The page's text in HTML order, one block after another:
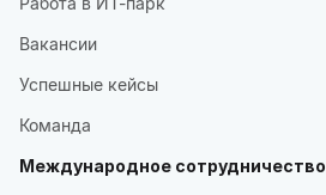
Вакансии
Успешные кейсы
Команда
Международное сотрудничество